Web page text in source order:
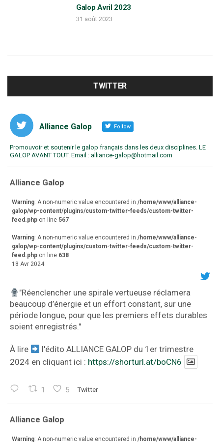
Galop Avril 2023
31 août 2023
TWITTER
Alliance Galop Follow
Promouvoir et soutenir le galop français dans les deux disciplines. LE
GALOP AVANT TOUT. Email : alliance-galop@hotmail.com
Alliance Galop
Warning: A non-numeric value encountered in /home/www/alliance-
galop/wp-content/plugins/custom-twitter-feeds/custom-twitter-
feed.php on line 567
Warning: A non-numeric value encountered in /home/www/alliance-
galop/wp-content/plugins/custom-twitter-feeds/custom-twitter-
feed.php on line 638
18 Avr 2024
"Réenclencher une spirale vertueuse réclamera
beaucoup d’énergie et un effort constant, sur une
période longue, pour que les premiers effets durables
soient enregistrés."
À lire
l'édito ALLIANCE GALOP du 1er trimestre
2024 en cliquant ici : https://shorturl.at/boCN6
1 5 Twitter
Alliance Galop
Warning: A non-numeric value encountered in /home/www/alliance-